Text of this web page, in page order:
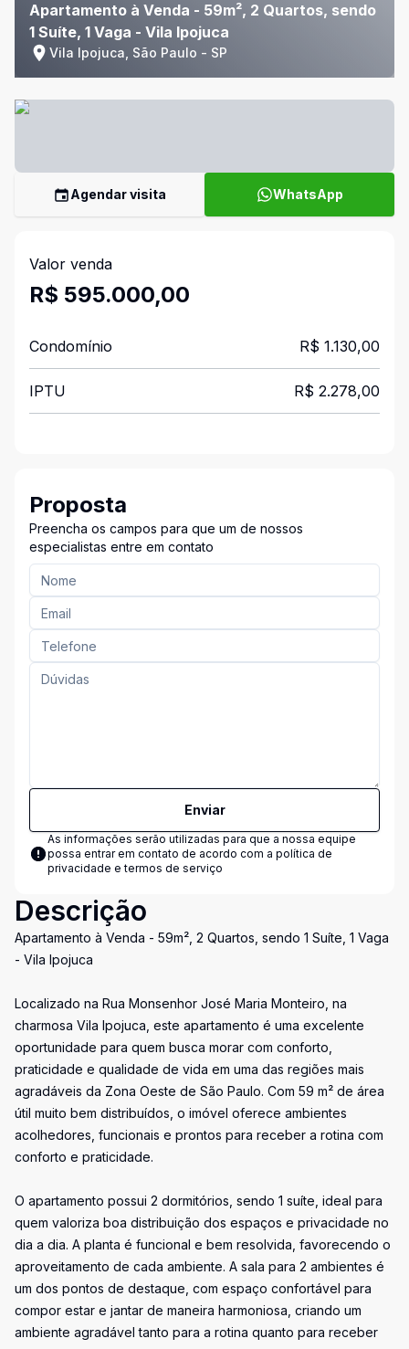
Apartamento à Venda - 59m², 2 Quartos, sendo
1 Suíte, 1 Vaga - Vila Ipojuca
Vila Ipojuca, São Paulo - SP
Agendar visita WhatsApp
Valor venda
R$ 595.000,00
Condomínio R$ 1.130,00
IPTU R$ 2.278,00
Proposta
Preencha os campos para que um de nossos
especialistas entre em contato
Enviar
As informações serão utilizadas para que a nossa equipe
possa entrar em contato de acordo com a política de
privacidade e termos de serviço
Descrição
Apartamento à Venda - 59m², 2 Quartos, sendo 1 Suíte, 1 Vaga
- Vila Ipojuca
Localizado na Rua Monsenhor José Maria Monteiro, na
charmosa Vila Ipojuca, este apartamento é uma excelente
oportunidade para quem busca morar com conforto,
praticidade e qualidade de vida em uma das regiões mais
agradáveis da Zona Oeste de São Paulo. Com 59 m² de área
útil muito bem distribuídos, o imóvel oferece ambientes
acolhedores, funcionais e prontos para receber a rotina com
conforto e praticidade.
O apartamento possui 2 dormitórios, sendo 1 suíte, ideal para
quem valoriza boa distribuição dos espaços e privacidade no
dia a dia. A planta é funcional e bem resolvida, favorecendo o
aproveitamento de cada ambiente. A sala para 2 ambientes é
um dos pontos de destaque, com espaço confortável para
compor estar e jantar de maneira harmoniosa, criando um
ambiente agradável tanto para a rotina quanto para receber